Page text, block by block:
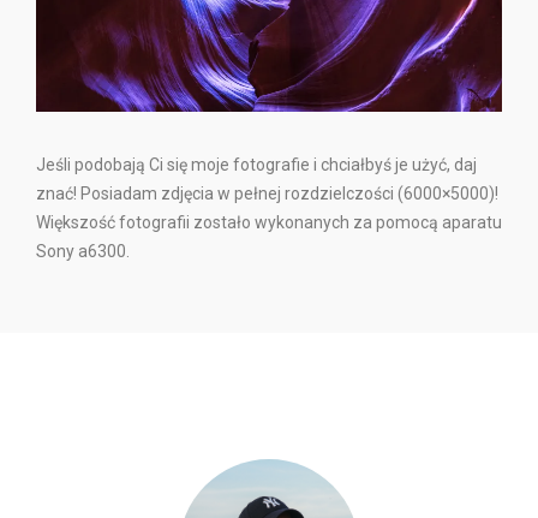
Jeśli podobają Ci się moje fotografie i chciałbyś je użyć, daj
znać! Posiadam zdjęcia w pełnej rozdzielczości (6000×5000)!
Większość fotografii zostało wykonanych za pomocą aparatu
Sony a6300.